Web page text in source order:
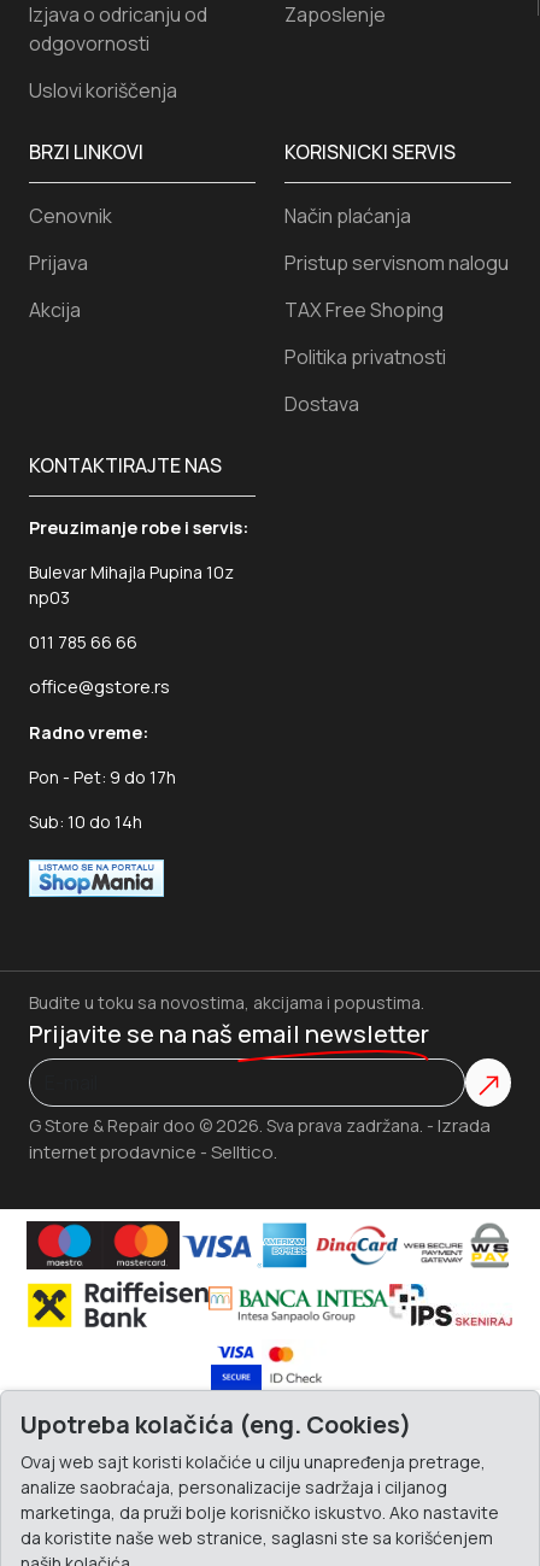
KORISNICKI SERVIS
Način plaćanja
Pristup servisnom nalogu
TAX Free Shoping
Politika privatnosti
Dostava
Izjava o odricanju od
odgovornosti
Uslovi koriščenja
KONTAKTIRAJTE NAS
Preuzimanje robe i servis:
Bulevar Mihajla Pupina 10z
np03
011 785 66 66
office@gstore.rs
Radno vreme:
Pon - Pet: 9 do 17h
Sub: 10 do 14h
Zaposlenje
BRZI LINKOVI
Cenovnik
Prijava
Akcija
G Store & Repair doo © 2026. Sva prava zadržana. - Izrada
internet prodavnice - Selltico.
Budite u toku sa novostima, akcijama i popustima.
Prijavite se na naš email newsletter
Upotreba kolačića (eng. Cookies)
Ovaj web sajt koristi kolačiće u cilju unapređenja pretrage,
analize saobraćaja, personalizacije sadržaja i ciljanog
marketinga, da pruži bolje korisničko iskustvo. Ako nastavite
da koristite naše web stranice, saglasni ste sa korišćenjem